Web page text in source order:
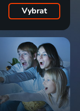
Vybrat